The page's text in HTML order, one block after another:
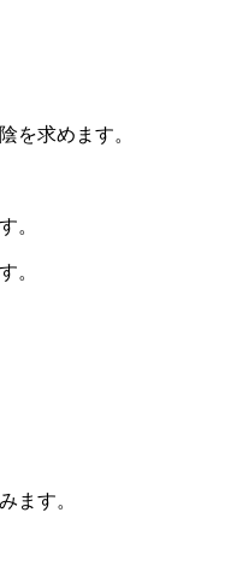
を求めます。
。
。
ます。